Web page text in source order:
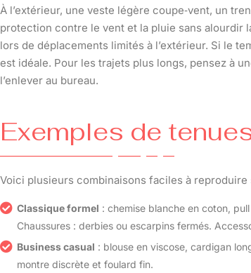
À l’extérieur, une veste légère coupe‑vent, un
protection contre le vent et la pluie sans alourdir
lors de déplacements limités à l’extérieur. Si le
est idéale. Pour les trajets plus longs, pensez à
l’enlever au bureau.
Exemples de
Voici plusieurs combinaisons faciles à
Classique formel : chemise blanche en coton,
Chaussures : derbies ou escarpins fermés.
Business casual : blouse en viscose, cardigan
montre discrète et foulard fin.